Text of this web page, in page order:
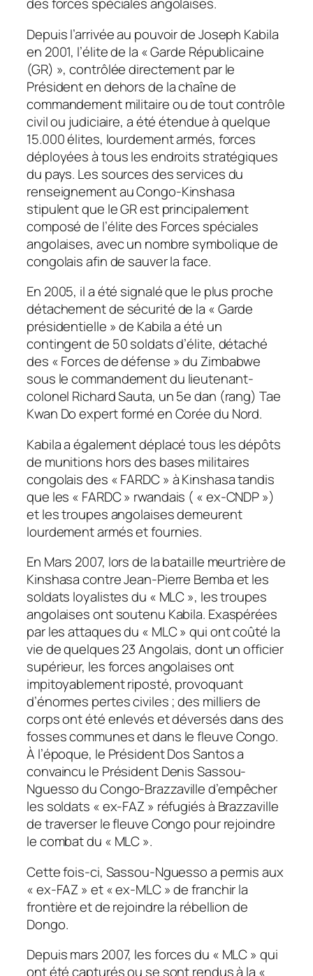
Depuis l’arrivée au pouvoir de Joseph Kabila
en 2001, l’élite de la « Garde Républicaine
(GR) », contrôlée directement par le
Président en dehors de la chaîne de
commandement militaire ou de tout contrôle
civil ou judiciaire, a été étendue à quelque
15.000 élites, lourdement armés, forces
déployées à tous les endroits stratégiques
du pays. Les sources des services du
renseignement au Congo-Kinshasa
stipulent que le GR est principalement
composé de l’élite des Forces spéciales
angolaises, avec un nombre symbolique de
congolais afin de sauver la face.
En 2005, il a été signalé que le plus proche
détachement de sécurité de la « Garde
présidentielle » de Kabila a été un
contingent de 50 soldats d’élite, détaché
des « Forces de défense » du Zimbabwe
sous le commandement du lieutenant-
colonel Richard Sauta, un 5e dan (rang) Tae
Kwan Do expert formé en Corée du Nord.
Kabila a également déplacé tous les dépôts
de munitions hors des bases militaires
congolais des « FARDC » à Kinshasa tandis
que les « FARDC » rwandais ( « ex-CNDP »)
et les troupes angolaises demeurent
lourdement armés et fournies.
En Mars 2007, lors de la bataille meurtrière de
Kinshasa contre Jean-Pierre Bemba et les
soldats loyalistes du « MLC », les troupes
angolaises ont soutenu Kabila. Exaspérées
par les attaques du « MLC » qui ont coûté la
vie de quelques 23 Angolais, dont un officier
supérieur, les forces angolaises ont
impitoyablement riposté, provoquant
d’énormes pertes civiles ; des milliers de
corps ont été enlevés et déversés dans des
fosses communes et dans le fleuve Congo.
À l’époque, le Président Dos Santos a
convaincu le Président Denis Sassou-
Nguesso du Congo-Brazzaville d’empêcher
les soldats « ex-FAZ » réfugiés à Brazzaville
de traverser le fleuve Congo pour rejoindre
le combat du « MLC ».
Cette fois-ci, Sassou-Nguesso a permis aux
« ex-FAZ » et « ex-MLC » de franchir la
frontière et de rejoindre la rébellion de
Dongo.
Depuis mars 2007, les forces du « MLC » qui
ont été capturés ou se sont rendus à la «